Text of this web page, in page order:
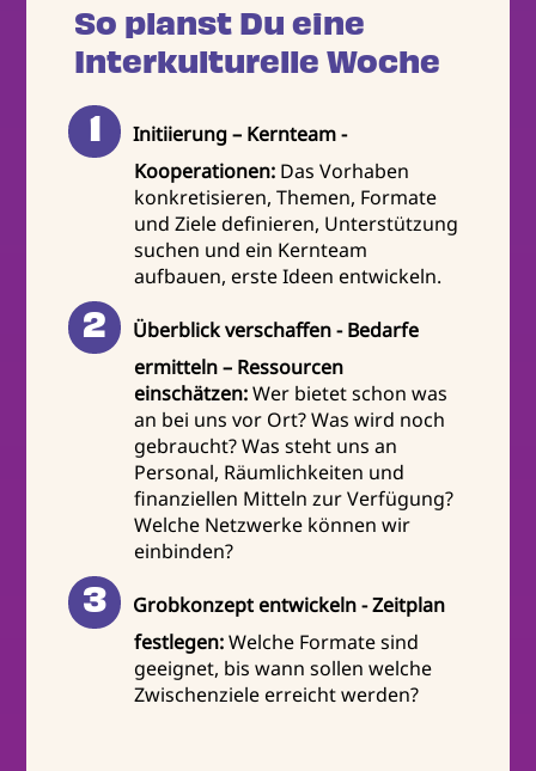
So planst Du eine
Interkulturelle Woche
Initiierung – Kernteam -
Kooperationen: Das Vorhaben
konkretisieren, Themen, Formate
und Ziele definieren, Unterstützung
suchen und ein Kernteam
aufbauen, erste Ideen entwickeln.
Überblick verschaffen - Bedarfe
ermitteln – Ressourcen
einschätzen:Wer bietet schon was
an bei uns vor Ort? Was wird noch
gebraucht? Was steht uns an
Personal, Räumlichkeiten und
finanziellen Mitteln zur Verfügung?
Welche Netzwerke können wir
einbinden?
Grobkonzept entwickeln - Zeitplan
festlegen:Welche Formate sind
geeignet, bis wann sollen welche
Zwischenziele erreicht werden?